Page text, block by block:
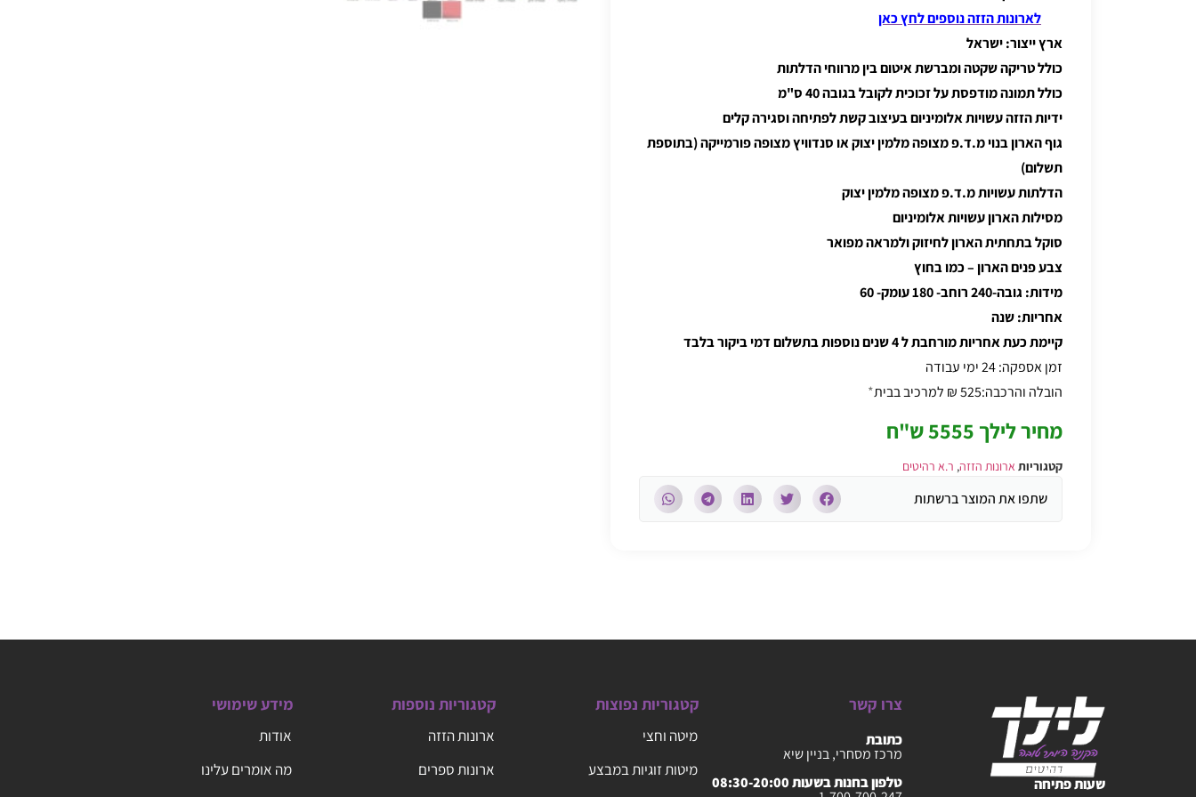
לארונות הזזה נוספים לחץ כאן
ארץ ייצור: ישראל
כולל טריקה שקטה ומברשת איטום בין מרווחי הדלתות
כולל תמונה מודפסת על זכוכית לקובל בגובה 40 ס"מ
ידיות הזזה עשויות אלומיניום בעיצוב קשת לפתיחה וסגירה קלים
גוף הארון בנוי מ.ד.פ מצופה מלמין יצוק או סנדוויץ מצופה פורמייקה (בתוספת
תשלום)
הדלתות עשויות מ.ד.פ מצופה מלמין יצוק
מסילות הארון עשויות אלומיניום
סוקל בתחתית הארון לחיזוק ולמראה מפואר
צבע פנים הארון – כמו בחוץ
מידות: גובה-240 רוחב- 180 עומק- 60
אחריות: שנה
קיימת כעת אחריות מורחבת ל 4 שנים נוספות בתשלום דמי ביקור בלבד
זמן אספקה: 24 ימי עבודה
הובלה והרכבה:525 ₪ למרכיב בבית
*
מחיר לילך 5555 ש"ח
קטגוריות ארונות הזזה, ר.א רהיטים
שתפו את המוצר ברשתות
שעות פתיחה
צרו קשר
כתובת
מרכז מסחרי, בניין שיא
טלפון בחנות בשעות 08:30-20:00
קטגוריות נפוצות
מיטה וחצי
מיטות זוגיות במבצע
קטגוריות נוספות
ארונות הזזה
ארונות ספרים
מידע שימושי
אודות
מה אומרים עלינו